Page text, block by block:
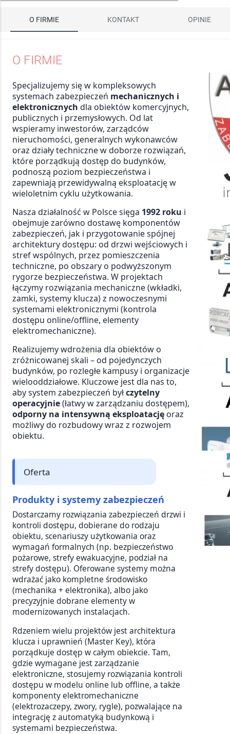
O FIRMIE KONTAKT OPINIE
O FIRMIE
Specjalizujemy się w kompleksowych
systemach zabezpieczeń mechanicznych i
elektronicznych dla obiektów komercyjnych,
publicznych i przemysłowych. Od lat
wspieramy inwestorów, zarządców
nieruchomości, generalnych wykonawców
oraz działy techniczne w doborze rozwiązań,
które porządkują dostęp do budynków,
podnoszą poziom bezpieczeństwa i
zapewniają przewidywalną eksploatację w
wieloletnim cyklu użytkowania.
Nasza działalność w Polsce sięga 1992 roku i
obejmuje zarówno dostawę komponentów
zabezpieczeń, jak i przygotowanie spójnej
architektury dostępu: od drzwi wejściowych i
stref wspólnych, przez pomieszczenia
techniczne, po obszary o podwyższonym
rygorze bezpieczeństwa. W projektach
łączymy rozwiązania mechaniczne (wkładki,
zamki, systemy klucza) z nowoczesnymi
systemami elektronicznymi (kontrola
dostępu online/offline, elementy
elektromechaniczne).
Realizujemy wdrożenia dla obiektów o
zróżnicowanej skali – od pojedynczych
budynków, po rozległe kampusy i organizacje
wielooddziałowe. Kluczowe jest dla nas to,
aby system zabezpieczeń byłczytelny
operacyjnie(łatwy w zarządzaniu dostępem),
odporny na intensywną eksploatację oraz
możliwy do rozbudowy wraz z rozwojem
obiektu.
Oferta
Produkty i systemy zabezpieczeń
Dostarczamy rozwiązania zabezpieczeń drzwi i
kontroli dostępu, dobierane do rodzaju
obiektu, scenariuszy użytkowania oraz
wymagań formalnych (np. bezpieczeństwo
pożarowe, strefy ewakuacyjne, podział na
strefy dostępu). Oferowane systemy można
wdrażać jako kompletne środowisko
(mechanika + elektronika), albo jako
precyzyjnie dobrane elementy w
modernizowanych instalacjach.
Rdzeniem wielu projektów jest architektura
klucza i uprawnień (Master Key), która
porządkuje dostęp w całym obiekcie. Tam,
gdzie wymagane jest zarządzanie
elektroniczne, stosujemy rozwiązania kontroli
dostępu w modelu online lub offline, a także
komponenty elektromechaniczne
(elektrozaczepy, zwory, rygle), pozwalające na
integrację z automatyką budynkową i
systemami bezpieczeństwa.